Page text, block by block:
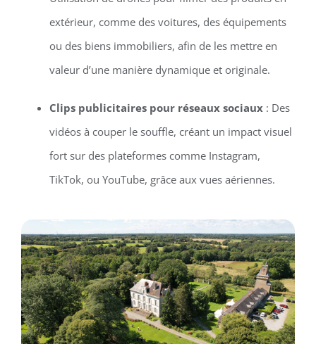
extérieur, comme des voitures, des équipements
ou des biens immobiliers, afin de les mettre en
valeur d’une manière dynamique et originale.
Clips publicitaires pour réseaux sociaux: Des
vidéos à couper le souffle, créant un impact visuel
fort sur des plateformes comme Instagram,
TikTok, ou YouTube, grâce aux vues aériennes.